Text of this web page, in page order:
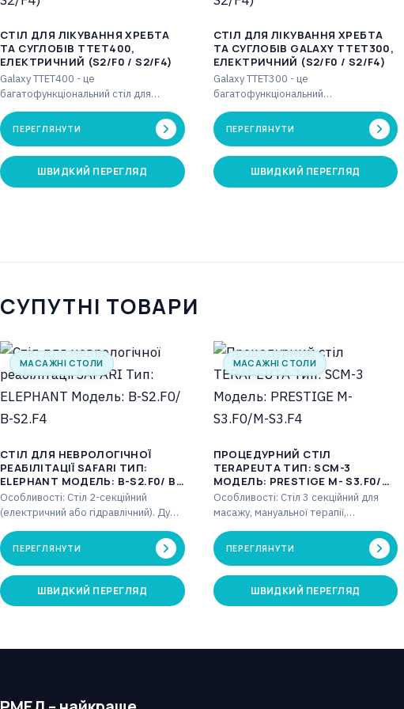
CТІЛ ДЛЯ ЛІКУВАННЯ ХРЕБТА
ТА СУГЛОБІВ TTET400,
ЕЛЕКТРИЧНИЙ (S2/F0 / S2/F4)
Galaxy TTET400 - це
багатофункціональний стіл для
витяжіння з чотирма секціями, який у
поєднанні з блоком…
ПЕРЕГЛЯНУТИ
ШВИДКИЙ ПЕРЕГЛЯД
CТІЛ ДЛЯ ЛІКУВАННЯ ХРЕБТА
ТА СУГЛОБІВ GALAXY TTET300,
ЕЛЕКТРИЧНИЙ (S2/F0 / S2/F4)
Galaxy TTET300 - це
багатофункціональний
трьохсекційний стіл для витяжіння,
який у поєднанні з блоком витяжіння
дозволяє…
ПЕРЕГЛЯНУТИ
ШВИДКИЙ ПЕРЕГЛЯД
СУПУТНІ ТОВАРИ
МАСАЖНІ СТОЛИ
СТІЛ ДЛЯ НЕВРОЛОГІЧНОЇ
РЕАБІЛІТАЦІЇ SAFARI ТИП:
ELEPHANT МОДЕЛЬ: B-S2.F0/ B-
S2.F4
Особливості: Стіл 2-секційний
(електричний або гідравлічний). Дуже
головна частина від 0° до +85°…
ПЕРЕГЛЯНУТИ
ШВИДКИЙ ПЕРЕГЛЯД
МАСАЖНІ СТОЛИ
ПРОЦЕДУРНИЙ СТІЛ
TERAPEUTA ТИП: SCM-3
МОДЕЛЬ: PRESTIGE М- S3.F0/M-
S3.F4
Особливості: Стіл 3 секційний для
масажу, мануальної терапії,
частина від -70° до +40°…
ПЕРЕГЛЯНУТИ
ШВИДКИЙ ПЕРЕГЛЯД